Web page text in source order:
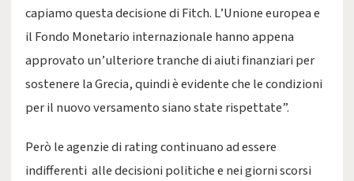
capiamo questa decisione di Fitch. L’Unione europea e
il Fondo Monetario internazionale hanno appena
approvato un’ulteriore tranche di aiuti finanziari per
sostenere la Grecia, quindi è evidente che le condizioni
per il nuovo versamento siano state rispettate”.
Però le agenzie di rating continuano ad essere
indifferenti alle decisioni politiche e nei giorni scorsi